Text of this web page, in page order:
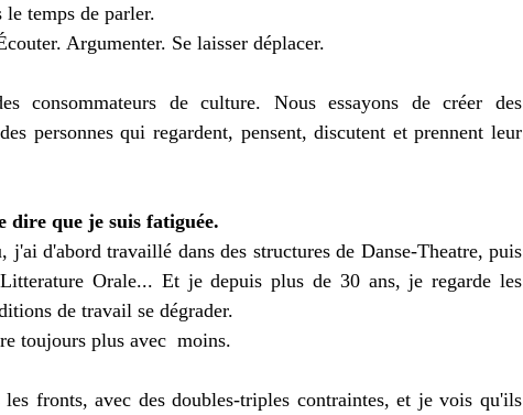
le temps de parler.
Argumenter. Se laisser déplacer.
consommateurs de culture. Nous essayons de créer des
personnes qui regardent, pensent, discutent et prennent leur
que je suis fatiguée.
j'ai d'abord travaillé dans des structures de Danse-Theatre, puis
Orale... Et je depuis plus de 30 ans, je regarde les
de travail se dégrader.
toujours plus avec  moins.
les fronts, avec des doubles-triples contraintes, et je vois qu'ils